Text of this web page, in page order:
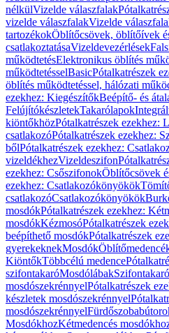
nélkülVizelde válaszfalak
vizelde válaszfalakVizelde
tartozékokÖblítőcsövek, öblítőívek
csatlakoztatásaVizeldevezérlések
működtetésElektronikus öblítés
működtetésselBasicPótalkatrészek
öblítés működtetéssel, hálózati
ezekhez: KiegészítőkBeépítő- és
FelújítókészletekTakarólapok
kiöntőkhözPótalkatrészek ezekhez:
csatlakozóPótalkatrészek ezekhez:
bőlPótalkatrészek ezekhez:
vizeldékhezVizeldeszifon
ezekhez: CsőszifonokÖblítőcsövek
ezekhez: Csatlakozókönyökök
csatlakozóCsatlakozókönyökök
mosdókPótalkatrészek ezekhez:
mosdókKézmosóPótalkatrészek
beépíthető mosdókPótalkatrészek
gyerekeknekMosdók
KiöntőkTöbbcélú medence
szifontakaróMosdólábak
mosdószekrénnyelPótalkatrészek
készletek mosdószekrénnyel
mosdószekrénnyel
MosdókhozKétmedencés